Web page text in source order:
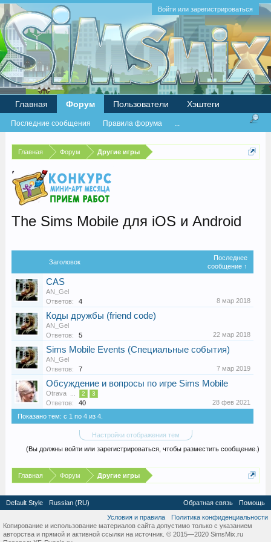
Войти или зарегистрироваться
Главная Форум Другие игры
The Sims Mobile для iOS и Android
Заголовок
Последнее
сообщение ↑
CAS
AN_Gel
Ответов:
4 8 мар 2018
Коды дружбы (friend code)
AN_Gel
Ответов:
5 22 мар 2018
Sims Mobile Events (Специальные события)
AN_Gel
Ответов:
7 7 мар 2019
Обсуждение и вопросы по игре Sims Mobile
Otrava 2 3
Ответов: 40
28 фев 2021
Показано тем: с 1 по 4 из 4.
Настройки отображения тем
(Вы должны войти или зарегистрироваться, чтобы разместить сообщение.)
Главная Форум Другие игры
Главная Форум
Последние сообщения Правила форума ...
Пользователи Хэштеги
Default Style Russian (RU) Обратная связь
Помощь
Условия и правила
Политика конфиденциальности
Копирование и использование материалов сайта допустимо только с указанием
авторства и прямой и активной ссылки на источник. © 2015—2020 SimsMix.ru